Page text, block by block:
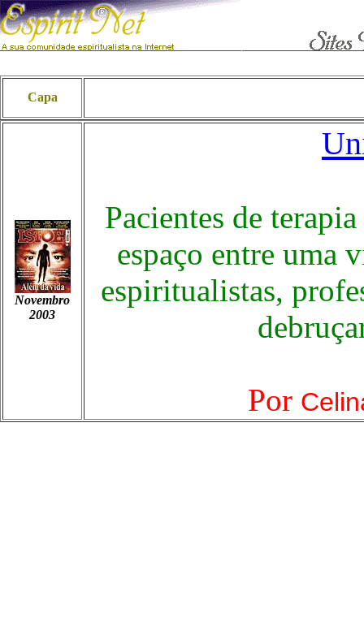
Capa
Novembro
2003
Pacientes de
espaço entre uma
espiritualistas,
Por